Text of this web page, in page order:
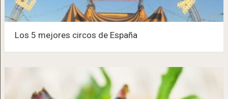
Los 5 mejores circos de España